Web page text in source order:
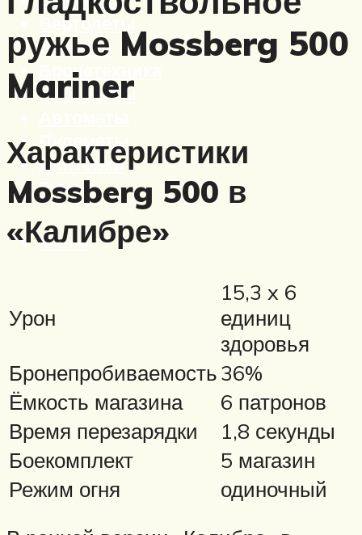
Вертолеты
Корабли
Бронетехника
Пистолеты
Пулеметы
Винтовки
Ружья
Меню
ружье Mossberg 500
Mariner
Характеристики
Mossberg 500 в
«Калибре»
Урон
15,3 x 6
единиц
здоровья
Бронепробиваемость36%
Ёмкость магазина
6 патронов
Время перезарядки
1,8 секунды
Боекомплект
5 магазин
Режим огня
одиночный